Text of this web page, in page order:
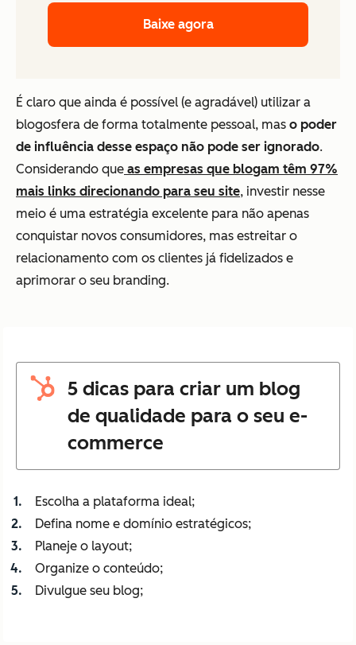
Baixe agora
É claro que ainda é possível (e agradável) utilizar a
blogosfera de forma totalmente pessoal, mas o poder
de influência desse espaço não pode ser ignorado.
Considerando que as empresas que blogam têm 97%
mais links direcionando para seu site, investir nesse
meio é uma estratégia excelente para não apenas
conquistar novos consumidores, mas estreitar o
relacionamento com os clientes já fidelizados e
aprimorar o seu branding.
5 dicas para criar um blog
de qualidade para o seu e-
commerce
Escolha a plataforma ideal;
Defina nome e domínio estratégicos;
Planeje o layout;
Organize o conteúdo;
Divulgue seu blog;